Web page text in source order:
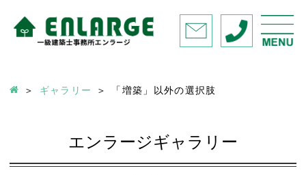
ギャラリー 「増築」以外の選択肢
エンラージギャラリー